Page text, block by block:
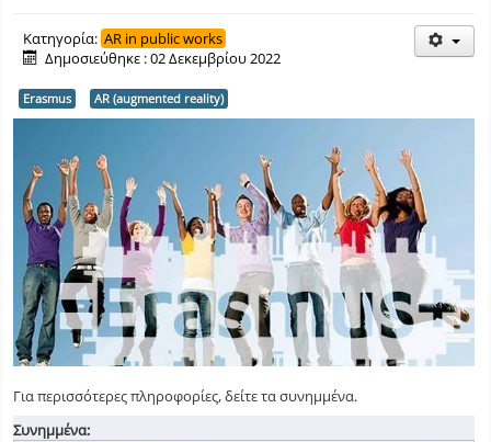
Κατηγορία: AR in public works
Δημοσιεύθηκε : 02 Δεκεμβρίου 2022
Erasmus AR (augmented reality)
Για περισσότερες πληροφορίες, δείτε τα συνημμένα.
Συνημμένα: